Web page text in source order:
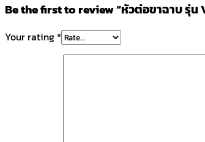
Be the first to review “หัวต่อขาฉาบ รุ่น
Your rating *